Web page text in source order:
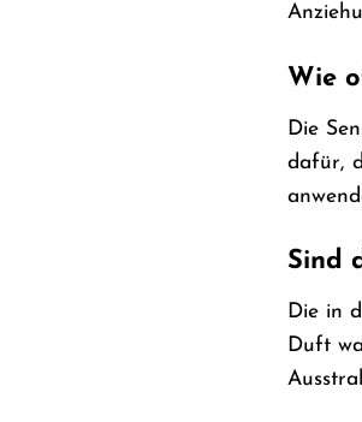
Wie
Die
dafür,
Sind
Die in
Duft